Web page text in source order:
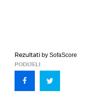
Rezultati by SofaScore
PODIJELI